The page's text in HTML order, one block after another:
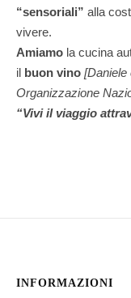
“sensoriali” alla
vivere.
Amiamo la cucina
il buon vino [Daniele
Organizzazione
“Vivi il viaggio
INFORMAZIONI